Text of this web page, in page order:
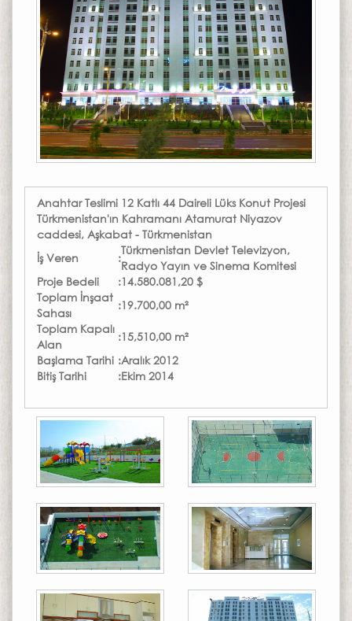
Anahtar Teslimi 12 Katlı 44 Daireli Lüks Konut Projesi
Türkmenistan'ın Kahramanı Atamurat Niyazov
caddesi, Aşkabat - Türkmenistan
İş Veren
:
Türkmenistan Devlet Televizyon,
Radyo Yayın ve Sinema Komitesi
Proje Bedeli
:14.580.081,20 $
Toplam İnşaat
Sahası
:19.700,00 m²
Toplam Kapalı
Alan
:15,510,00 m²
Başlama Tarihi :Aralık 2012
Bitiş Tarihi
:Ekim 2014